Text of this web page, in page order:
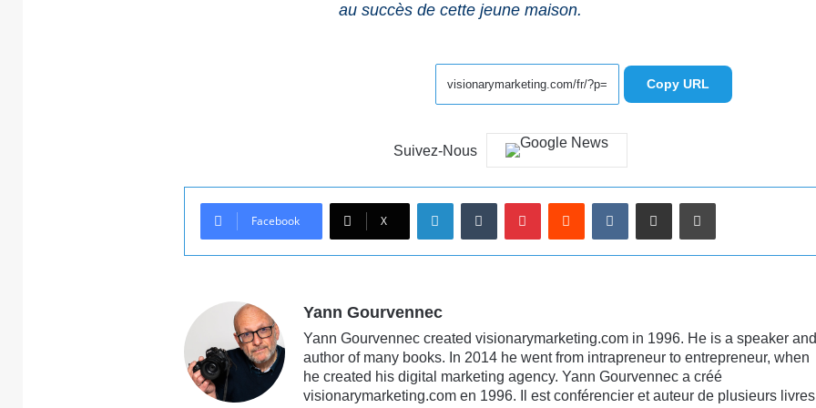
au succès de cette jeune maison.
Copy URL
Suivez-Nous
Facebook X
LinkedinTumblrPinterestRedditVKontakte
Partager par email Imprimer
Yann Gourvennec
Yann Gourvennec created visionarymarketing.com in 1996. He is a speaker and
author of many books. In 2014 he went from intrapreneur to entrepreneur, when
he created his digital marketing agency. Yann Gourvennec a créé
visionarymarketing.com en 1996. Il est conférencier et auteur de plusieurs